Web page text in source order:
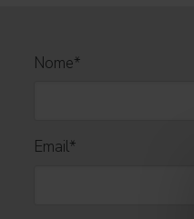
Nome*
Email*